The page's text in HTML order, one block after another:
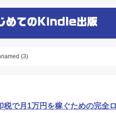
(3)
税で月1万円を稼ぐための完全